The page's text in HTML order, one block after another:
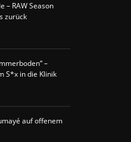
– RAW Season
zurück
–
S*x in die Klinik
auf offenem